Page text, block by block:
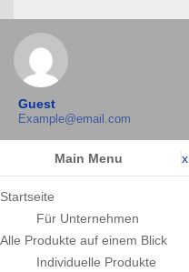
Guest
Example@email.com
Main Menu x
Startseite
Für Unternehmen
Alle Produkte auf einem Blick
Individuelle Produkte